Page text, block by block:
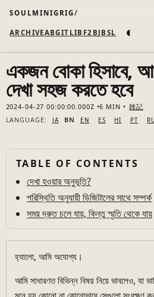
SOULMINIGRIG
ARCHIVEABGIT LIB F2B JB SL ◐
একজন বোকা হিসাবে,
দেখা সহজ করতে হবে
2024-04-27 00:00:00.000Z 6 MIN
雑記
LANGUAGE:
JA BN EN ES HI PT
TABLE OF CONTENTS
দেখা হওয়ার অনুভূতি?
পরিস্থিতি অনুযায়ী ডিজিটালের সাথে সম্পর্ক
সময় দ্রুত চলে যায়, কিন্তু স্মৃতি থেকে যায়
হ্যালো, আমি অযোগ্য।
আমি সাধারণত বিভিন্ন বিষয় নিয়ে ভাবলেও, যা